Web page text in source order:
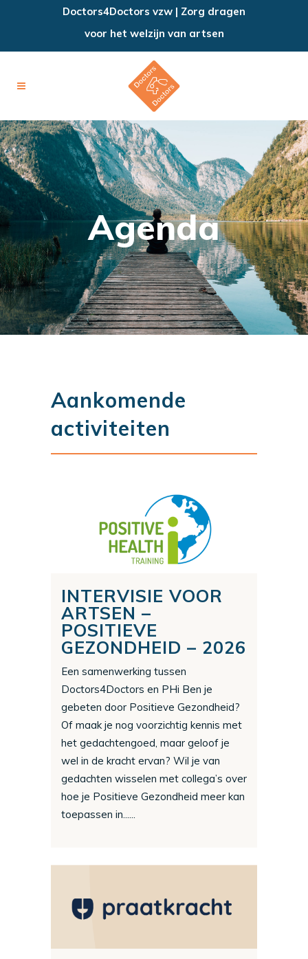
Doctors4Doctors vzw | Zorg dragen
voor het welzijn van artsen
Agenda
Aankomende
activiteiten
INTERVISIE VOOR
ARTSEN –
POSITIEVE
GEZONDHEID – 2026
Een samenwerking tussen
Doctors4Doctors en PHi Ben je
gebeten door Positieve Gezondheid?
Of maak je nog voorzichtig kennis met
het gedachtengoed, maar geloof je
wel in de kracht ervan? Wil je van
gedachten wisselen met collega’s over
hoe je Positieve Gezondheid meer kan
toepassen in......